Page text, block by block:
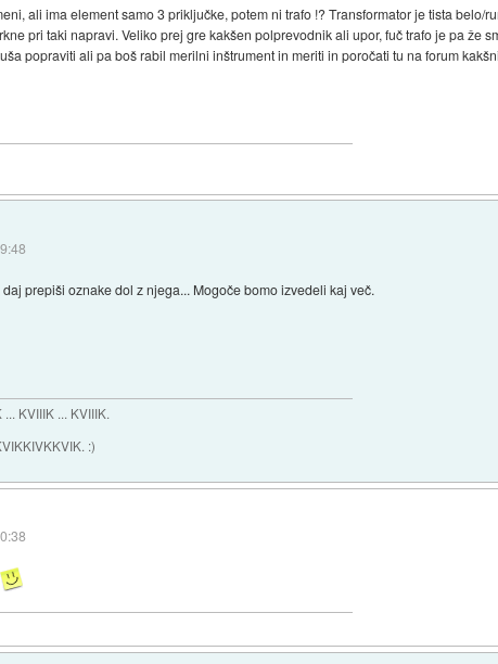
ali ima element samo 3 priključke, potem ni trafo !? Transformator je tista belo/
pri taki napravi. Veliko prej gre kakšen polprevodnik ali upor, fuč trafo je pa že
popraviti ali pa boš rabil merilni inštrument in meriti in poročati tu na forum
prepiši oznake dol z njega... Mogoče bomo izvedeli kaj več.
KVIIIK ... KVIIIK.
:)